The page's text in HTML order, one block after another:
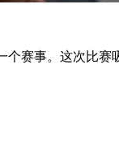
个赛事。这次比